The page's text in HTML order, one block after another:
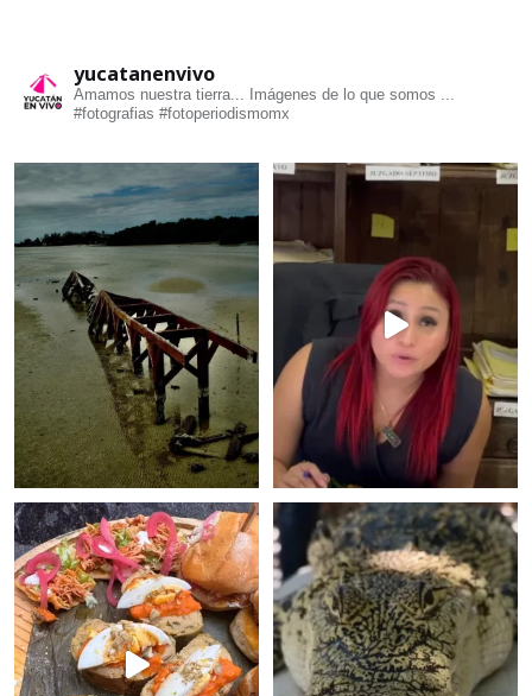
yucatanenvivo
Amamos nuestra tierra... Imágenes de lo que somos ...
#fotografias #fotoperiodismomx